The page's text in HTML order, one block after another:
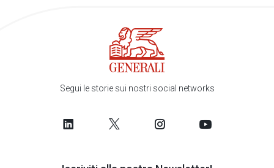
Segui le storie sui nostri social networks